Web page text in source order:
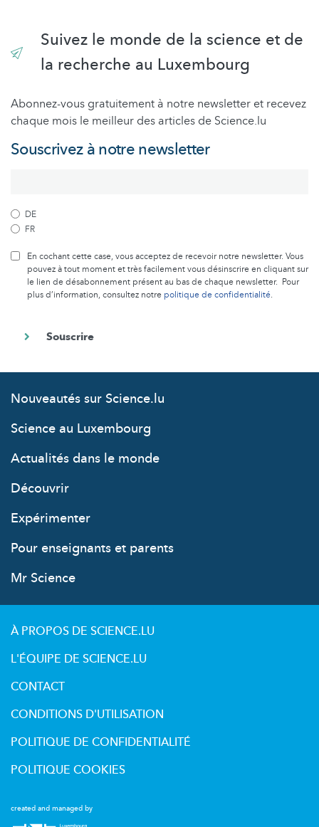
Suivez le monde de la science et de
la recherche au Luxembourg
Abonnez-vous gratuitement à notre newsletter et recevez
chaque mois le meilleur des articles de Science.lu
Souscrivez à notre newsletter
DE
FR
En cochant cette case, vous acceptez de recevoir notre newsletter. Vous
pouvez à tout moment et très facilement vous désinscrire en cliquant sur
le lien de désabonnement présent au bas de chaque newsletter. Pour
plus d’information, consultez notre politique de confidentialité.
Nouveautés sur Science.lu
Science au Luxembourg
Actualités dans le monde
Découvrir
Expérimenter
Pour enseignants et parents
Mr Science
created and managed by
À PROPOS DE SCIENCE.LU
L'ÉQUIPE DE SCIENCE.LU
CONTACT
CONDITIONS D'UTILISATION
POLITIQUE DE CONFIDENTIALITÉ
POLITIQUE COOKIES